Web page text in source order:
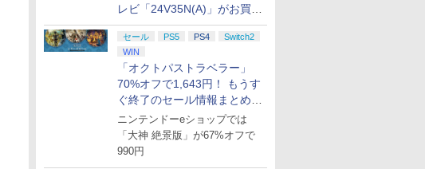
レビ「24V35N(A)」がお買い
得！
セール PS5 PS4
Switch2
WIN
「オクトパストラベラー」
70%オフで1,643円！ もうす
ぐ終了のセール情報まとめ
【8月8日更新】
ニンテンドーeショップでは
「大神 絶景版」が67%オフで
990円